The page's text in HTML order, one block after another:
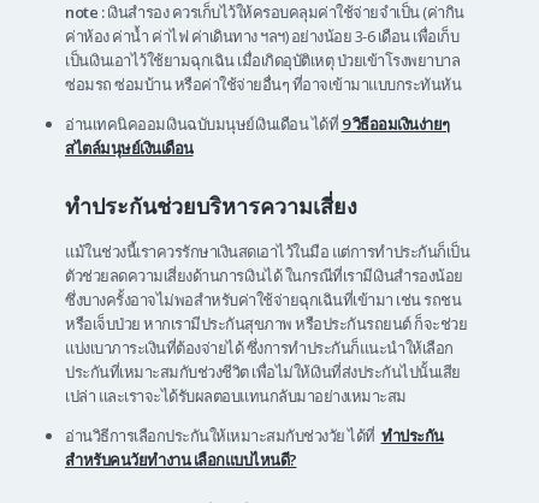
note :เงินสำรอง ควรเก็บไว้ให้ครอบคลุมค่าใช้จ่ายจำเป็น (ค่ากิน
ค่าห้อง ค่าน้ำ ค่าไฟ ค่าเดินทาง ฯลฯ) อย่างน้อย 3-6 เดือน เพื่อเก็บ
เป็นเงินเอาไว้ใช้ยามฉุกเฉิน เมื่อเกิดอุบัติเหตุ ป่วยเข้าโรงพยาบาล
ซ่อมรถ ซ่อมบ้าน หรือค่าใช้จ่ายอื่นๆ ที่อาจเข้ามาแบบกระทันหัน
อ่านเทคนิคออมเงินฉบับมนุษย์เงินเดือน ได้ที่ 9 วิธีออมเงินง่ายๆ
สไตล์มนุษย์เงินเดือน
ทำประกันช่วยบริหารความเสี่ยง
แม้ในช่วงนี้เราควรรักษาเงินสดเอาไว้ในมือ แต่การทำประกันก็เป็น
ตัวช่วยลดความเสี่ยงด้านการเงินได้ ในกรณีที่เรามีเงินสำรองน้อย
ซึ่งบางครั้งอาจไม่พอสำหรับค่าใช้จ่ายฉุกเฉินที่เข้ามา เช่น รถชน
หรือเจ็บป่วย หากเรามีประกันสุขภาพ หรือประกันรถยนต์ ก็จะช่วย
แบ่งเบาภาระเงินที่ต้องจ่ายได้ ซึ่งการทำประกันก็แนะนำให้เลือก
ประกันที่เหมาะสมกับช่วงชีวิต เพื่อไม่ให้เงินที่ส่งประกันไปนั้นเสีย
เปล่า และเราจะได้รับผลตอบแทนกลับมาอย่างเหมาะสม
อ่านวิธีการเลือกประกันให้เหมาะสมกับช่วงวัย ได้ที่ ทำประกัน
สำหรับคนวัยทำงาน เลือกแบบไหนดี?